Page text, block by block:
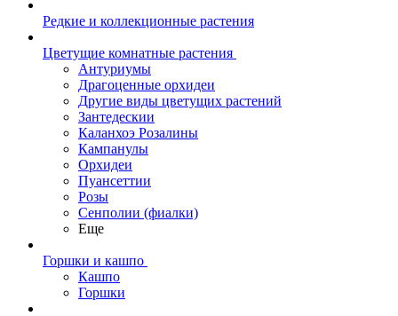
Редкие и коллекционные растения
Цветущие комнатные растения
Антуриумы
Драгоценные орхидеи
Другие виды цветущих растений
Зантедескии
Каланхоэ Розалины
Кампанулы
Орхидеи
Пуансеттии
Розы
Сенполии (фиалки)
Еще
Горшки и кашпо
Кашпо
Горшки